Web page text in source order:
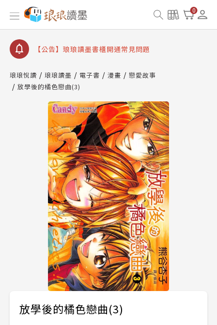
0
【公告】琅琅讀墨數位閱讀資產合併與書櫃開通申請
【公告】琅琅讀墨書櫃開通常見問題
【公告】琅琅讀墨 3 分鐘完成書櫃開通與資產合併申
請圖文教學
查詢
【公告】琅琅讀墨數位閱讀資產合併與書櫃開通申請
琅琅悅讀 琅琅讀墨 電子書 漫畫
戀愛故事
放學後的橘色戀曲(3)
放學後的橘色戀曲(3)